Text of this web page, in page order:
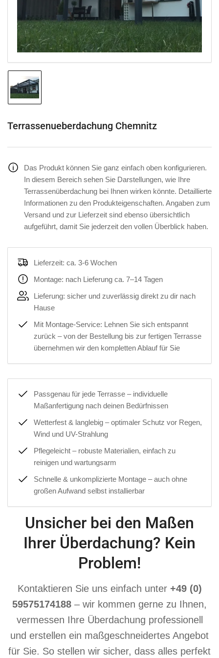
Modal
öffnen
Bild
in
Galerieansicht
Terrassenueberdachung Chemnitz
Das Produkt können Sie ganz einfach oben konfigurieren.
In diesem Bereich sehen Sie Darstellungen, wie Ihre
Terrassenüberdachung bei Ihnen wirken könnte. Detaillierte
Informationen zu den Produkteigenschaften. Angaben zum
Versand und zur Lieferzeit sind ebenso übersichtlich
aufgeführt, damit Sie jederzeit den vollen Überblick haben.
Lieferzeit: ca. 3-6 Wochen
Montage: nach Lieferung ca. 7–14 Tagen
Lieferung: sicher und zuverlässig direkt zu dir nach
Hause
Mit Montage-Service: Lehnen Sie sich entspannt
zurück – von der Bestellung bis zur fertigen Terrasse
übernehmen wir den kompletten Ablauf für Sie
Passgenau für jede Terrasse – individuelle
Maßanfertigung nach deinen Bedürfnissen
Wetterfest & langlebig – optimaler Schutz vor Regen,
Wind und UV-Strahlung
Pflegeleicht – robuste Materialien, einfach zu
reinigen und wartungsarm
Schnelle & unkomplizierte Montage – auch ohne
großen Aufwand selbst installierbar
Unsicher bei den Maßen
Ihrer Überdachung? Kein
Problem!
Kontaktieren Sie uns einfach unter +49 (0)
59575174188 – wir kommen gerne zu Ihnen,
vermessen Ihre Überdachung professionell
und erstellen ein maßgeschneidertes Angebot
für Sie. So stellen wir sicher, dass alles perfekt